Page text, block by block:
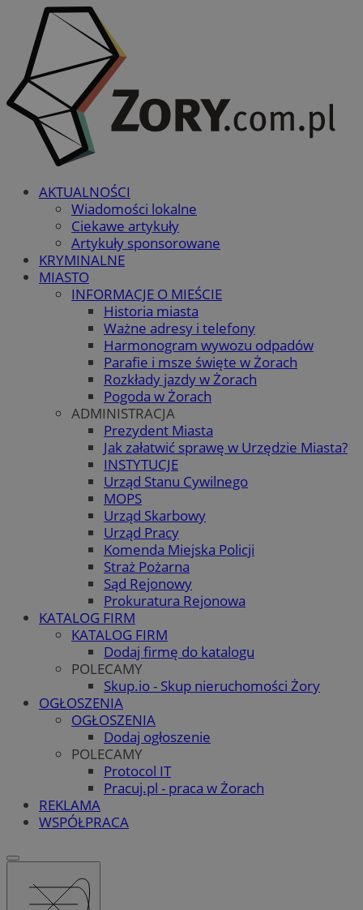
AKTUALNOŚCI
Wiadomości lokalne
Ciekawe artykuły
Artykuły sponsorowane
KRYMINALNE
MIASTO
INFORMACJE O MIEŚCIE
Historia miasta
Ważne adresy i telefony
Harmonogram wywozu odpadów
Parafie i msze święte w Żorach
Rozkłady jazdy w Żorach
Pogoda w Żorach
ADMINISTRACJA
Prezydent Miasta
Jak załatwić sprawę w Urzędzie Miasta?
INSTYTUCJE
Urząd Stanu Cywilnego
MOPS
Urząd Skarbowy
Urząd Pracy
Komenda Miejska Policji
Straż Pożarna
Sąd Rejonowy
Prokuratura Rejonowa
KATALOG FIRM
KATALOG FIRM
Dodaj firmę do katalogu
POLECAMY
Skup.io - Skup nieruchomości Żory
OGŁOSZENIA
OGŁOSZENIA
Dodaj ogłoszenie
POLECAMY
Protocol IT
Pracuj.pl - praca w Żorach
REKLAMA
WSPÓŁPRACA